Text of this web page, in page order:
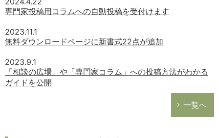
専門家投稿用コラムへの自動投稿を受付けます
2023.11.1
無料ダウンロードページに新書式22点が追加
2023.9.1
「相談の広場」や「専門家コラム」への投稿方法がわかる
ガイドを公開
一覧へ